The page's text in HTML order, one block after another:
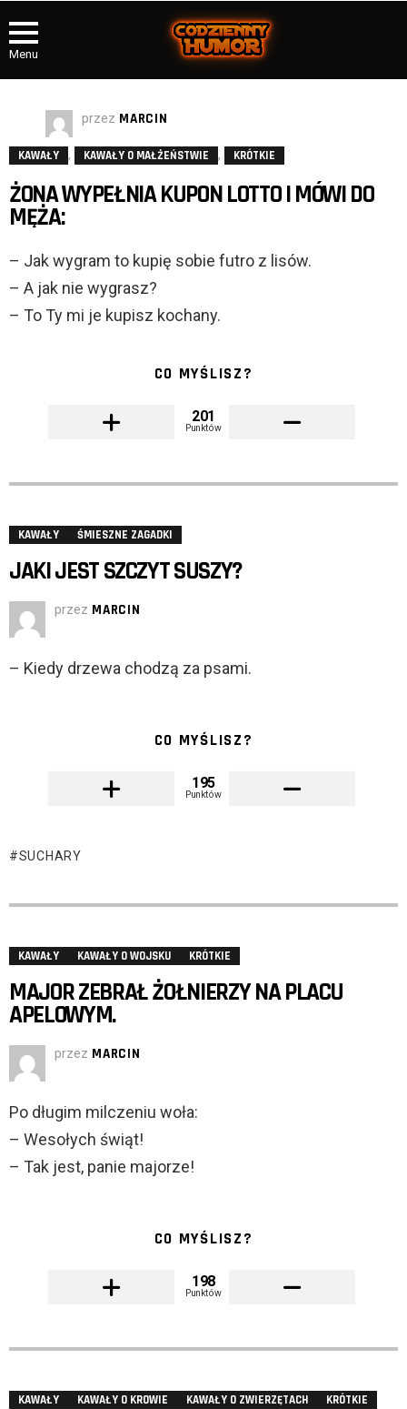
Menu
przez MARCIN
KAWAŁY , KAWAŁY O MAŁŻEŃSTWIE , KRÓTKIE
ŻONA WYPEŁNIA KUPON LOTTO I MÓWI DO
MĘŻA:
– Jak wygram to kupię sobie futro z lisów.
– A jak nie wygrasz?
– To Ty mi je kupisz kochany.
CO MYŚLISZ?
201
Punktów
KAWAŁY ŚMIESZNE ZAGADKI
JAKI JEST SZCZYT SUSZY?
przez MARCIN
– Kiedy drzewa chodzą za psami.
CO MYŚLISZ?
195
Punktów
SUCHARY
KAWAŁY KAWAŁY O WOJSKU KRÓTKIE
MAJOR ZEBRAŁ ŻOŁNIERZY NA PLACU
APELOWYM.
przez MARCIN
Po długim milczeniu woła:
– Wesołych świąt!
– Tak jest, panie majorze!
CO MYŚLISZ?
198
Punktów
KAWAŁY KAWAŁY O KROWIE KAWAŁY O ZWIERZĘTACH KRÓTKIE